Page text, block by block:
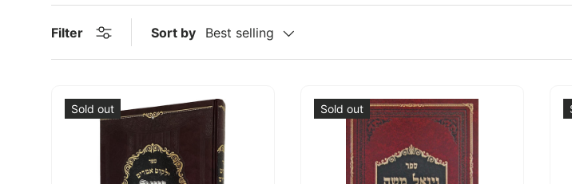
Filter Sort by Best selling
Sold out Sold out